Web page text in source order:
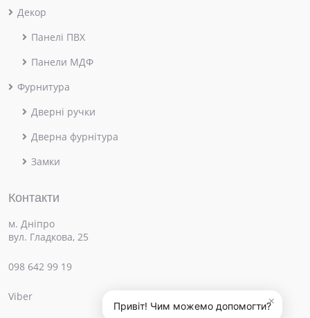
×
Привіт! Чим можемо допомогти?
Декор
Панелі ПВХ
Панели МДФ
Фурнитура
Дверні ручки
Дверна фурнітура
Замки
Контакти
м. Дніпро
вул. Гладкова, 25
098 642 99 19
Viber